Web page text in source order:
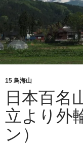
15 鳥海山
日本百名
立より外
ン）